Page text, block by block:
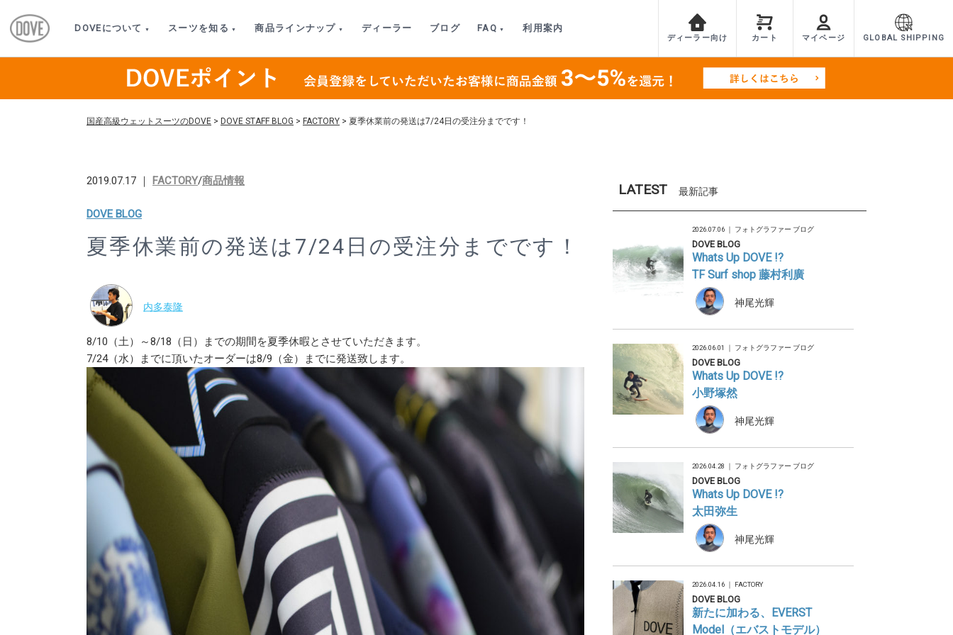
DOVEについて スーツを知る 商品ラインナップ ディーラー ブログ FAQ 利用案内
ディーラー向け カート マイページ GLOBAL SHIPPING
国産高級ウェットスーツのDOVE > DOVE STAFF BLOG > FACTORY > 夏季休業前の発送は7/24日の受注分までです！
2019.07.17 ｜ FACTORY/商品情報
DOVE BLOG
夏季休業前の発送は7/24日の受注分までです！
内多泰隆
8/10（土）～8/18（日）までの期間を夏季休暇とさせていただきます。
7/24（水）までに頂いたオーダーは8/9（金）までに発送致します。
LATEST 最新記事
2026.07.06 ｜ フォトグラファー ブログ
DOVE BLOG
Whats Up DOVE !?
TF Surf shop 藤村利廣
神尾光輝
2026.06.01 ｜ フォトグラファー ブログ
DOVE BLOG
Whats Up DOVE !?
小野塚然
神尾光輝
2026.04.28 ｜ フォトグラファー ブログ
DOVE BLOG
Whats Up DOVE !?
太田弥生
神尾光輝
2026.04.16 ｜ FACTORY
DOVE BLOG
新たに加わる、EVERST
Model（エバストモデル）